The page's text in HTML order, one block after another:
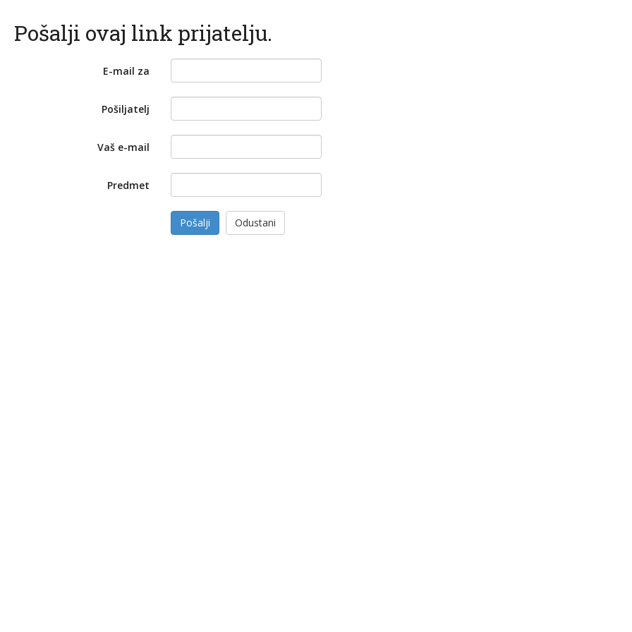
Pošalji ovaj link prijatelju.
E-mail za
Pošiljatelj
Vaš e-mail
Predmet
Pošalji Odustani